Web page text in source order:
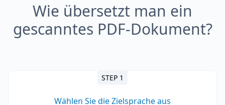
Wie übersetzt man ein
gescanntes PDF-Dokument?
STEP 1
Wählen Sie die Zielsprache aus